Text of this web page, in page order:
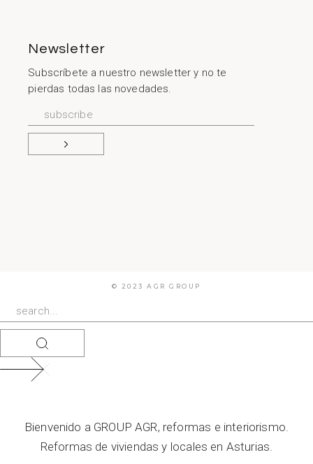
Newsletter
Subscríbete a nuestro newsletter y no te
pierdas todas las novedades.
© 2023 AGR GROUP
Bienvenido a GROUP AGR, reformas e interiorismo.
Reformas de viviendas y locales en Asturias.